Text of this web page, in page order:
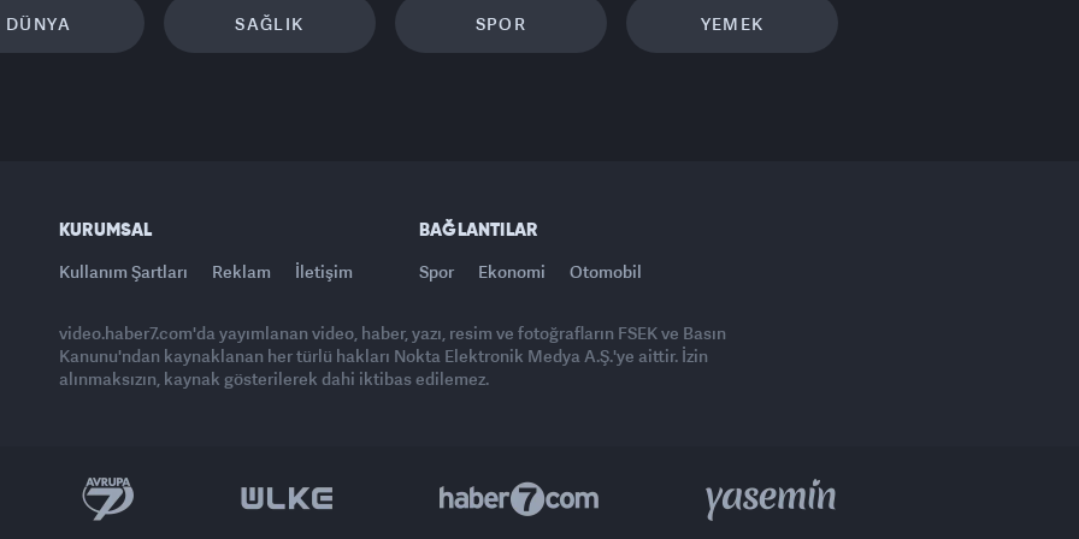
DÜNYA SAĞLIK SPOR YEMEK
KURUMSAL
Kullanım Şartları Reklam İletişim
BAĞLANTILAR
Spor Ekonomi Otomobil
video.haber7.com'da yayımlanan video, haber, yazı, resim ve fotoğrafların FSEK ve Basın
Kanunu'ndan kaynaklanan her türlü hakları Nokta Elektronik Medya A.Ş.'ye aittir. İzin
alınmaksızın, kaynak gösterilerek dahi iktibas edilemez.